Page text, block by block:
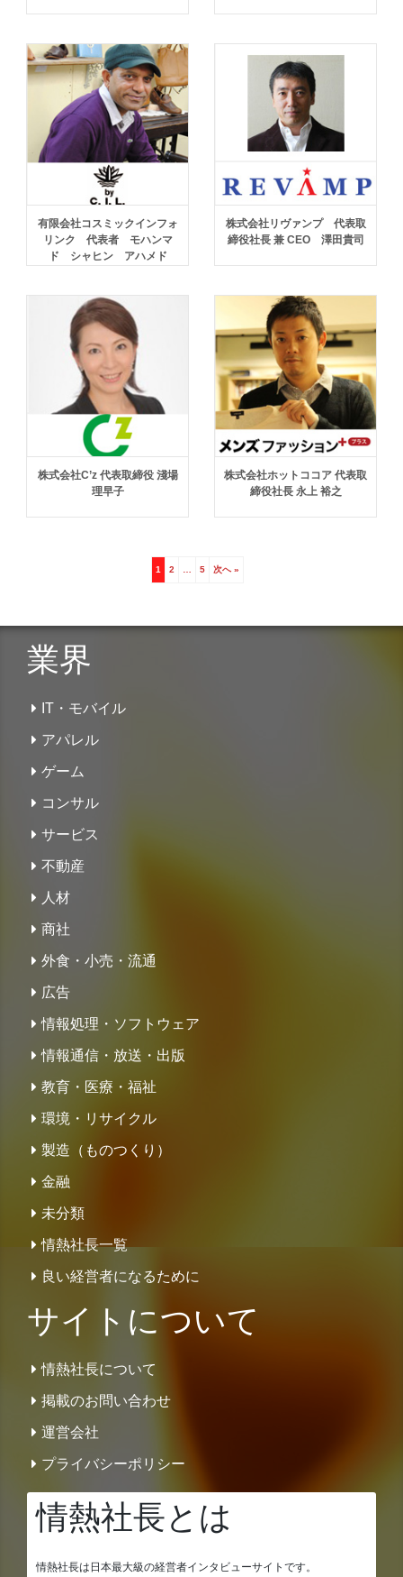
有限会社コスミックインフォ
リンク 代表者 モハンマ
ド シャヒン アハメド
株式会社リヴァンプ 代表取
締役社長 兼 CEO 澤田貴司
株式会社C’z 代表取締役 淺場
理早子
株式会社ホットココア 代表取
締役社長 永上 裕之
1 2 5 次へ »
業界
IT・モバイル
アパレル
ゲーム
コンサル
サービス
不動産
人材
商社
外食・小売・流通
広告
情報処理・ソフトウェア
情報通信・放送・出版
教育・医療・福祉
環境・リサイクル
製造（ものつくり）
金融
未分類
情熱社長一覧
良い経営者になるために
サイトについて
情熱社長について
掲載のお問い合わせ
運営会社
プライバシーポリシー
情熱社長とは
情熱社長は日本最大級の経営者インタビューサイトです。